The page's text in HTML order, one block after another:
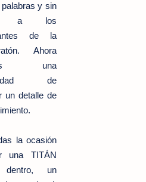
y sin
a los
de la
Ahora
una
de
un detalle de
la ocasión
una TITÁN
dentro, un